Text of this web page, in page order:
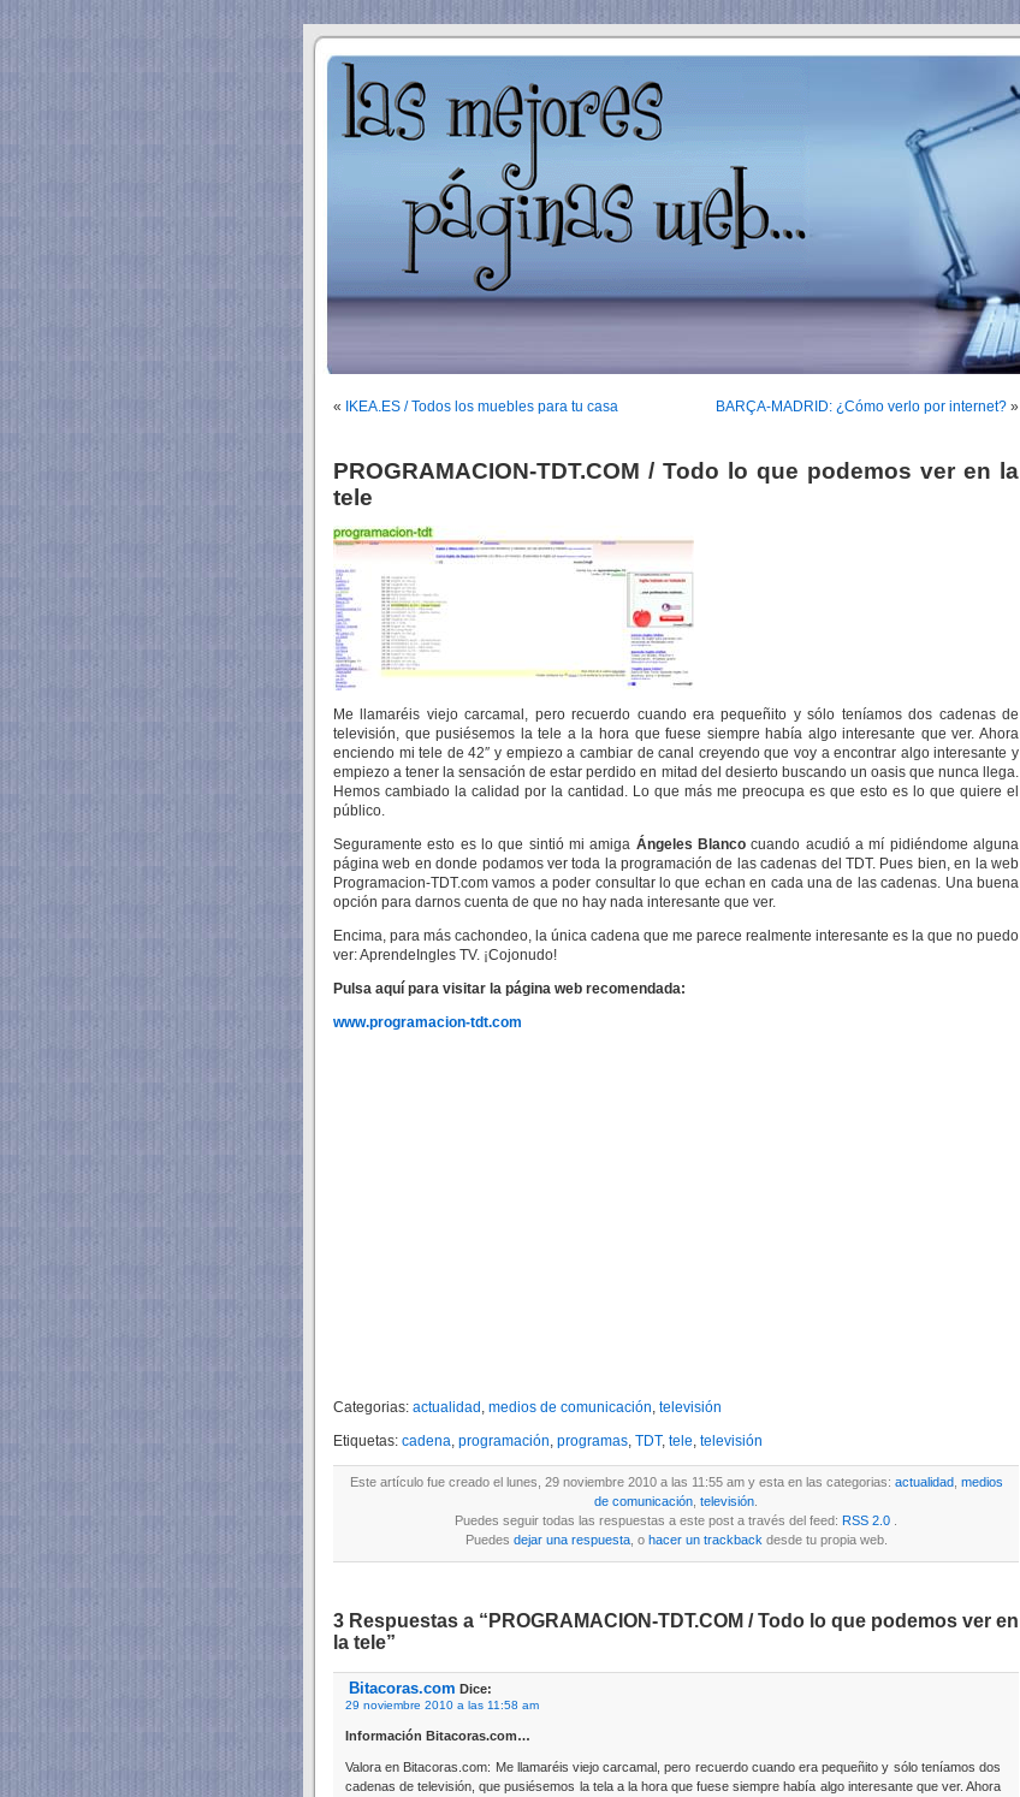
« IKEA.ES / Todos los muebles para tu casa BARÇA-MADRID: ¿Cómo verlo por internet? »
PROGRAMACION-TDT.COM / Todo lo que podemos ver en la
tele
Me llamaréis viejo carcamal, pero recuerdo cuando era pequeñito y sólo teníamos dos cadenas de
televisión, que pusiésemos la tele a la hora que fuese siempre había algo interesante que ver. Ahora
enciendo mi tele de 42″ y empiezo a cambiar de canal creyendo que voy a encontrar algo interesante y
empiezo a tener la sensación de estar perdido en mitad del desierto buscando un oasis que nunca llega.
Hemos cambiado la calidad por la cantidad. Lo que más me preocupa es que esto es lo que quiere el
público.
Seguramente esto es lo que sintió mi amiga Ángeles Blanco cuando acudió a mí pidiéndome alguna
página web en donde podamos ver toda la programación de las cadenas del TDT. Pues bien, en la web
Programacion-TDT.com vamos a poder consultar lo que echan en cada una de las cadenas. Una buena
opción para darnos cuenta de que no hay nada interesante que ver.
Encima, para más cachondeo, la única cadena que me parece realmente interesante es la que no puedo
ver: AprendeIngles TV. ¡Cojonudo!
Pulsa aquí para visitar la página web recomendada:
www.programacion-tdt.com
Categorias: actualidad , medios de comunicación, televisión
Etiquetas: cadena, programación, programas, TDT, tele, televisión
Este artículo fue creado el lunes, 29 noviembre 2010 a las 11:55 am y esta en las categorias: actualidad, medios
de comunicación televisión
Puedes seguir todas las respuestas a este post a través del feed: RSS 2.0
Puedes dejar una respuesta, o hacer un trackback desde tu propia web.
3 Respuestas a “PROGRAMACION-TDT.COM / Todo lo que podemos ver en
la tele”
Bitacoras.com Dice:
29 noviembre 2010 a las 11:58 am
Información Bitacoras.com…
Valora en Bitacoras.com: Me llamaréis viejo carcamal, pero recuerdo cuando era pequeñito y sólo teníamos dos
cadenas de televisión, que pusiésemos la tela a la hora que fuese siempre había algo interesante que ver. Ahora